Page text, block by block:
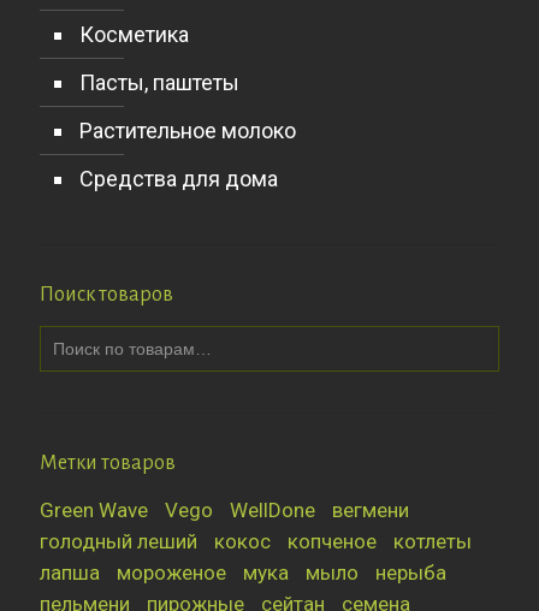
Косметика
Пасты, паштеты
Растительное молоко
Средства для дома
Поиск товаров
Метки товаров
Green Wave Vego WellDone
вегмени
голодный леший
кокос копченое
котлеты
лапша
мороженое мука мыло
нерыба
пельмени
пирожные сейтан семена